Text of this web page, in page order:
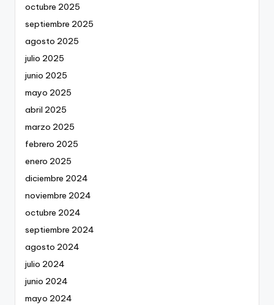
octubre 2025
septiembre 2025
agosto 2025
julio 2025
junio 2025
mayo 2025
abril 2025
marzo 2025
febrero 2025
enero 2025
diciembre 2024
noviembre 2024
octubre 2024
septiembre 2024
agosto 2024
julio 2024
junio 2024
mayo 2024